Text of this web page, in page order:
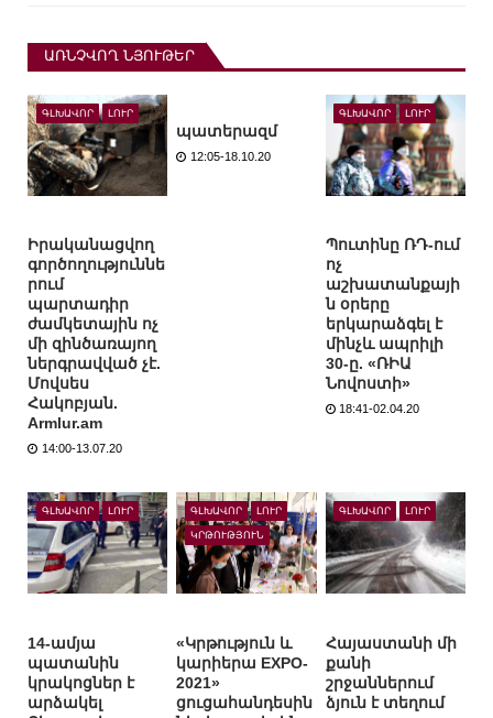
ԱՌՆՉՎՈՂ ՆՅՈՒԹԵՐ
ԳԼԽԱՎՈՐ ԼՈՒՐ
Իրականացվող
գործողություննե
րում
պարտադիր
ժամկետային ոչ
մի զինծառայող
ներգրավված չէ.
Մովսես
Հակոբյան.
Armlur.am
14:00-13.07.20
պատերազմ
12:05-18.10.20
ԳԼԽԱՎՈՐ ԼՈՒՐ
Պուտինը ՌԴ-ում
ոչ
աշխատանքայի
ն օրերը
երկարաձգել է
մինչև ապրիլի
30-ը. «ՌԻԱ
Նովոստի»
18:41-02.04.20
ԳԼԽԱՎՈՐ ԼՈՒՐ
14-ամյա
պատանին
կրակոցներ է
արձակել
ԳԼԽԱՎՈՐ ԼՈՒՐ
ԿՐԹՈՒԹՅՈՒՆ
«Կրթություն և
կարիերա EXPO-
2021»
ցուցահանդեսին
ԳԼԽԱՎՈՐ ԼՈՒՐ
Հայաստանի մի
քանի
շրջաններում
ձյուն է տեղում